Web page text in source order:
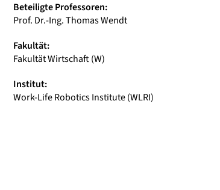
Beteiligte Professoren:
Prof. Dr.-Ing. Thomas Wendt
Fakultät:
Fakultät Wirtschaft (W)
Institut:
Work-Life Robotics Institute (WLRI)